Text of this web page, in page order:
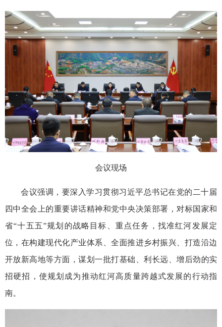
会议现场
会议强调，要深入学习贯彻习近平总书记在党的二十届
四中全会上的重要讲话精神和党中央决策部署，对标国家和
省“十五五”规划的战略目标、重点任务，找准红河发展定
位，在构建现代化产业体系、全面推进乡村振兴、打造沿边
开放新高地等方面，谋划一批打基础、利长远、增后劲的实
招硬招，使规划成为推动红河高质量跨越式发展的行动指
南。